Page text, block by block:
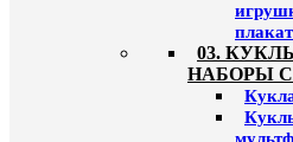
03.
НАБОРЫ